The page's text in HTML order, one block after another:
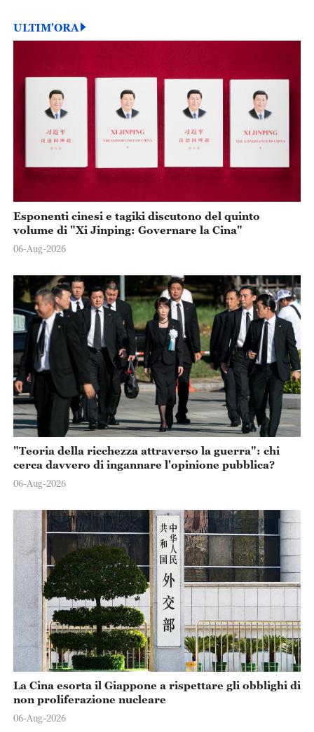
ULTIM'ORA
Esponenti cinesi e tagiki discutono del quinto
volume di "Xi Jinping: Governare la Cina"
06-Aug-2026
"Teoria della ricchezza attraverso la guerra": chi
cerca davvero di ingannare l'opinione pubblica?
06-Aug-2026
La Cina esorta il Giappone a rispettare gli obblighi di
non proliferazione nucleare
06-Aug-2026